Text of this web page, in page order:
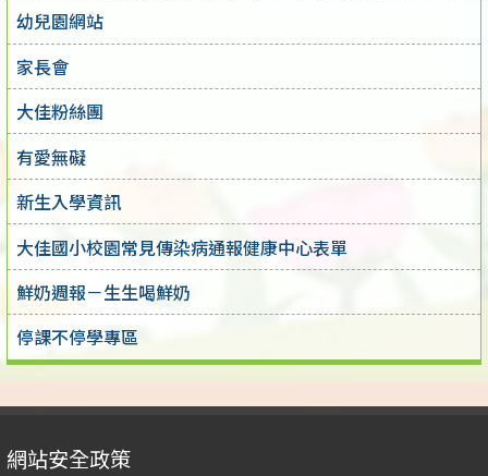
幼兒園網站
家長會
大佳粉絲團
有愛無礙
新生入學資訊
大佳國小校園常見傳染病通報健康中心表單
鮮奶週報－生生喝鮮奶
停課不停學專區
網站安全政策